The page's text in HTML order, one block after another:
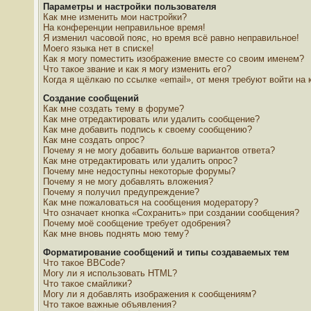
Параметры и настройки пользователя
Как мне изменить мои настройки?
На конференции неправильное время!
Я изменил часовой пояс, но время всё равно неправильное!
Моего языка нет в списке!
Как я могу поместить изображение вместе со своим именем?
Что такое звание и как я могу изменить его?
Когда я щёлкаю по ссылке «email», от меня требуют войти на
Создание сообщений
Как мне создать тему в форуме?
Как мне отредактировать или удалить сообщение?
Как мне добавить подпись к своему сообщению?
Как мне создать опрос?
Почему я не могу добавить больше вариантов ответа?
Как мне отредактировать или удалить опрос?
Почему мне недоступны некоторые форумы?
Почему я не могу добавлять вложения?
Почему я получил предупреждение?
Как мне пожаловаться на сообщения модератору?
Что означает кнопка «Сохранить» при создании сообщения?
Почему моё сообщение требует одобрения?
Как мне вновь поднять мою тему?
Форматирование сообщений и типы создаваемых тем
Что такое BBCode?
Могу ли я использовать HTML?
Что такое смайлики?
Могу ли я добавлять изображения к сообщениям?
Что такое важные объявления?